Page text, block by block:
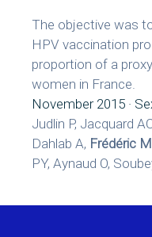
Vos études
LinkedIn Twitter
The objective was
HPV vaccination
proportion of a
women in France.
November 2015 ·
Judlin P, Jacquard
Dahlab A, Frédéric
PY, Aynaud O,